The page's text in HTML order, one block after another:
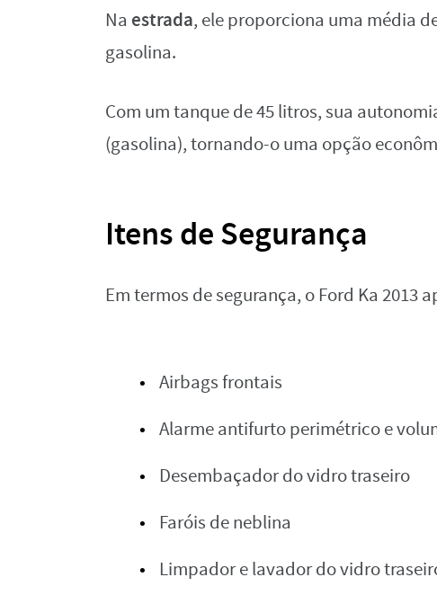
Na estrada, ele proporciona uma média
gasolina.
Com um tanque de 45 litros, sua
(gasolina), tornando-o uma opção
Itens de Segurança
Em termos de segurança, o Ford Ka 2013
Airbags frontais
Alarme antifurto perimétrico e
Desembaçador do vidro traseiro
Faróis de neblina
Limpador e lavador do vidro